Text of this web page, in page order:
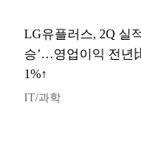
LG유플러스, 2Q 실
승’…영업이익 전년
1%↑
IT/과학